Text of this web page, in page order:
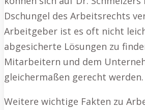
Dschungel des Arbeitsrechts
Arbeitgeber ist es oft nicht
abgesicherte Lösungen zu
Mitarbeitern und dem
gleichermaßen gerecht werden.
Weitere wichtige Fakten zu